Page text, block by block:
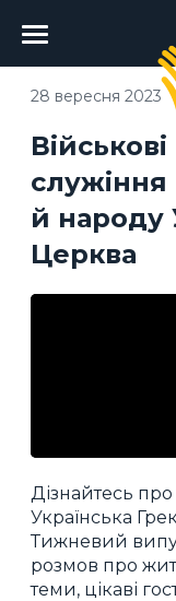
Головне
меню
служіння
й народу
Церква
28 вересня 2023
Дізнайтесь
Українська
Тижневий
розмов про
теми, цікаві